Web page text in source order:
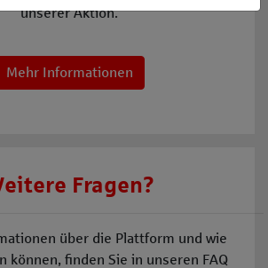
unserer Aktion.
Mehr Informationen
Fragen?
über die Plattform und wie
können, finden Sie in unseren FAQ